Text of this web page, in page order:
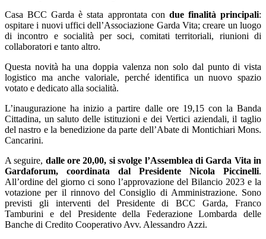
Casa BCC Garda è stata approntata con due finalità principali:
ospitare i nuovi uffici dell’Associazione Garda Vita; creare un luogo
di incontro e socialità per soci, comitati territoriali, riunioni di
collaboratori e tanto altro.
Questa novità ha una doppia valenza non solo dal punto di vista
logistico ma anche valoriale, perché identifica un nuovo spazio
votato e dedicato alla socialità.
L’inaugurazione ha inizio a partire dalle ore 19,15 con la Banda
Cittadina, un saluto delle istituzioni e dei Vertici aziendali, il taglio
del nastro e la benedizione da parte dell’Abate di Montichiari Mons.
Cancarini.
A seguire, dalle ore 20,00, si svolge l’Assemblea di Garda Vita in
Gardaforum, coordinata dal Presidente Nicola Piccinelli.
All’ordine del giorno ci sono l’approvazione del Bilancio 2023 e la
votazione per il rinnovo del Consiglio di Amministrazione. Sono
previsti gli interventi del Presidente di BCC Garda, Franco
Tamburini e del Presidente della Federazione Lombarda delle
Banche di Credito Cooperativo Avv. Alessandro Azzi.